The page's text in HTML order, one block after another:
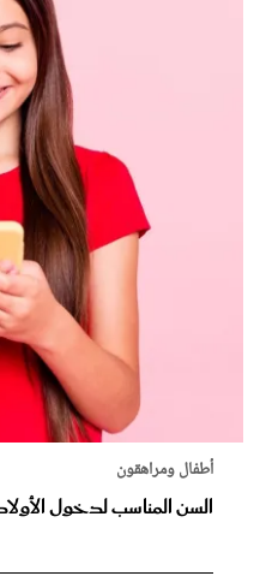
أطفال ومراهقون
السن المناسب لدخول